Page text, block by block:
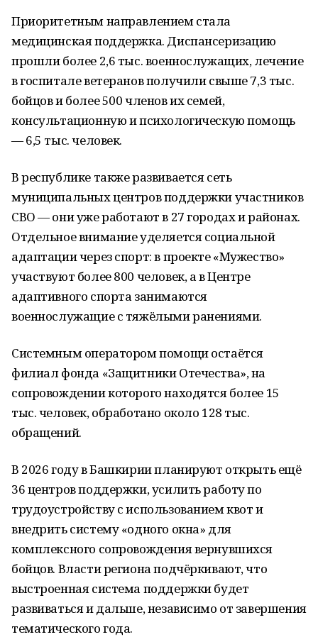
Приоритетным направлением стала
медицинская поддержка. Диспансеризацию
прошли более 2,6 тыс. военнослужащих, лечение
в госпитале ветеранов получили свыше 7,3 тыс.
бойцов и более 500 членов их семей,
консультационную и психологическую помощь
— 6,5 тыс. человек.
В республике также развивается сеть
муниципальных центров поддержки участников
СВО — они уже работают в 27 городах и районах.
Отдельное внимание уделяется социальной
адаптации через спорт: в проекте «Мужество»
участвуют более 800 человек, а в Центре
адаптивного спорта занимаются
военнослужащие с тяжёлыми ранениями.
Системным оператором помощи остаётся
филиал фонда «Защитники Отечества», на
сопровождении которого находятся более 15
тыс. человек, обработано около 128 тыс.
обращений.
В 2026 году в Башкирии планируют открыть ещё
36 центров поддержки, усилить работу по
трудоустройству с использованием квот и
внедрить систему «одного окна» для
комплексного сопровождения вернувшихся
бойцов. Власти региона подчёркивают, что
выстроенная система поддержки будет
развиваться и дальше, независимо от завершения
тематического года.